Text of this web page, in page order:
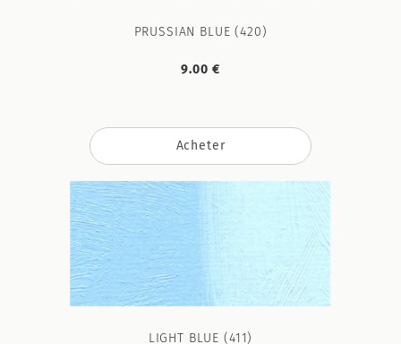
PRUSSIAN BLUE (420)
9.00 €
Acheter
LIGHT BLUE (411)